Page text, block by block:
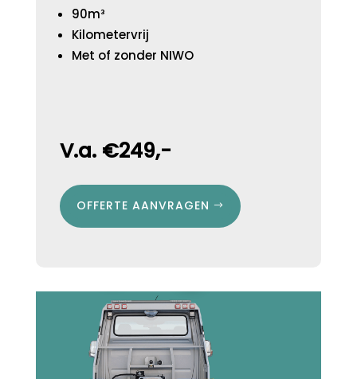
90m³
Kilometervrij
Met of zonder NIWO
V.a. €249,-
OFFERTE AANVRAGEN